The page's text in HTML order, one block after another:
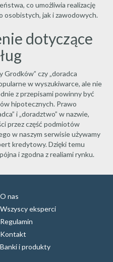
co umożliwia realizację
osobistych, jak i zawodowych.
dotyczące
Grodków” czy „doradca
w wyszukiwarce, ale nie
z przepisami powinny być
hipotecznych. Prawo
i „doradztwo” w nazwie,
przez część podmiotów
w naszym serwisie używamy
kredytowy. Dzięki temu
i zgodna z realiami rynku.
O nas
Wszyscy eksperci
Regulamin
Kontakt
Banki i produkty